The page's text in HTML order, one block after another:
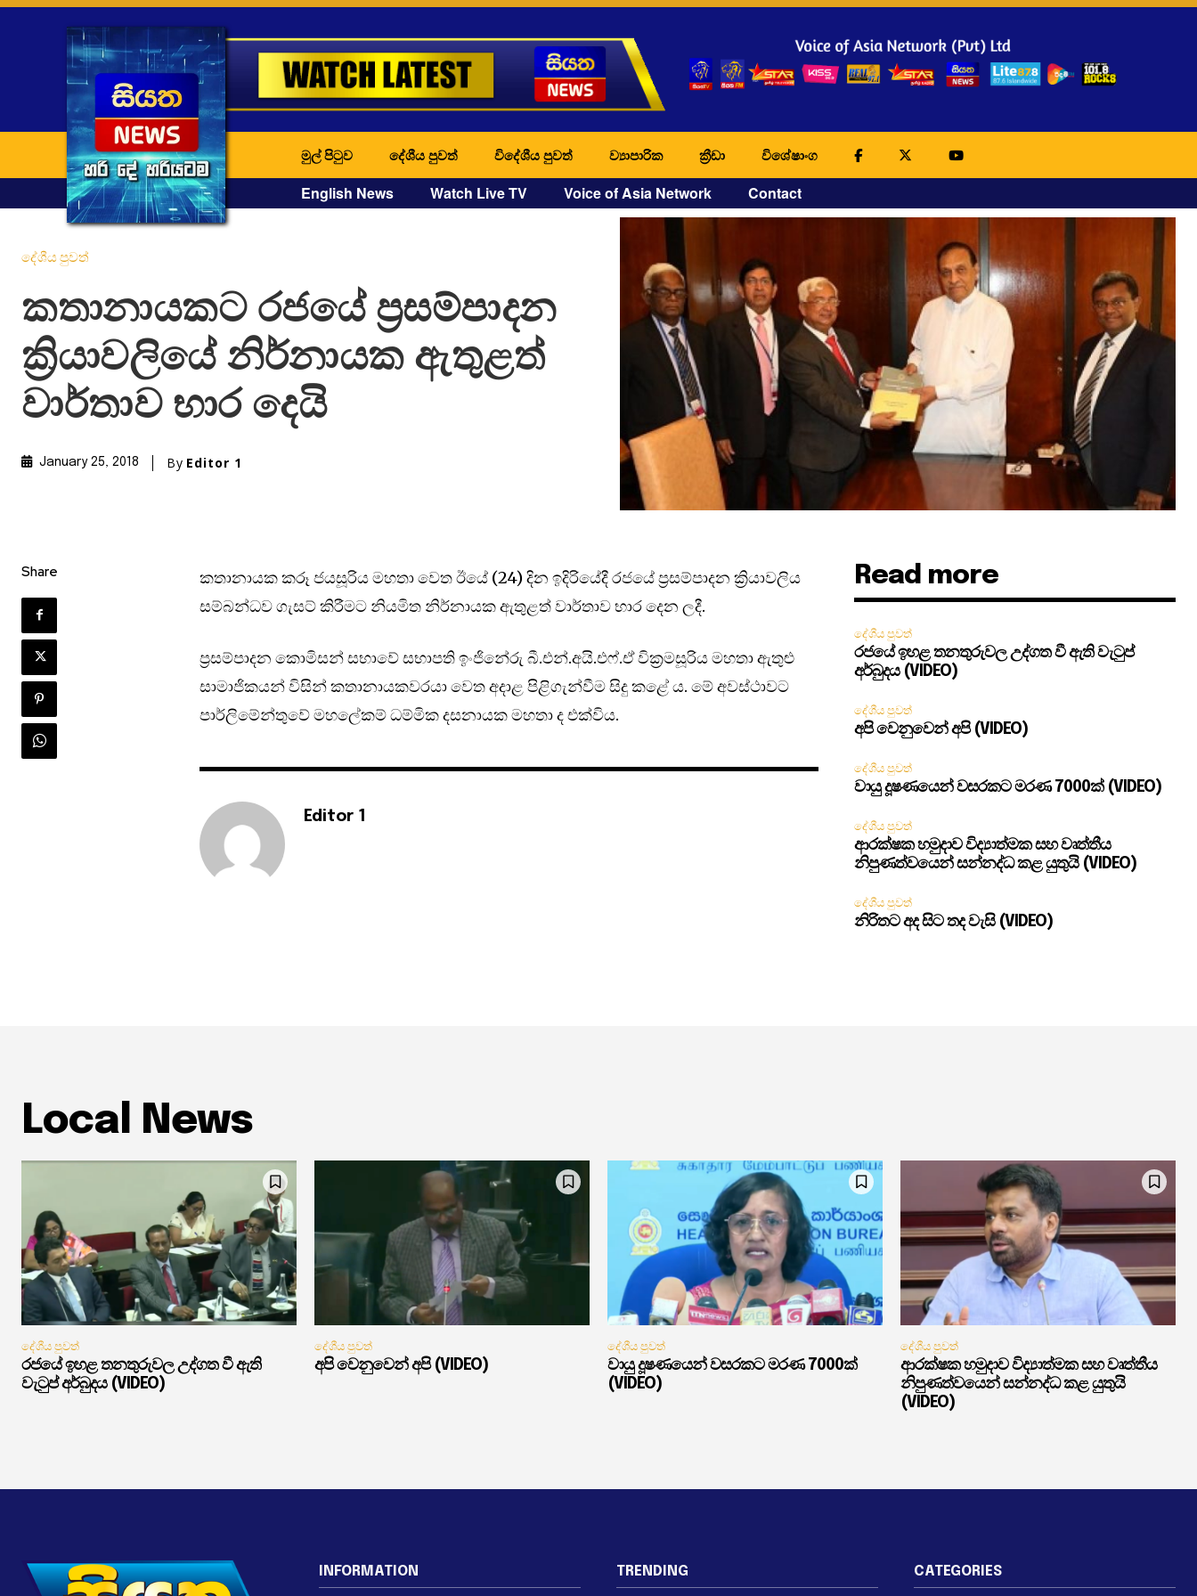
මුල් පිටුව දේශීය පුවත් විදේශීය පුවත් ව්‍යාපාරික ක්‍රීඩා විශේෂාංග
English News Watch Live TV Voice of Asia Network Contact
දේශීය පුවත්
කතානායකට රජයේ ප්‍රසම්පාදන
ක්‍රියාවලියේ නිර්නායක ඇතුළත්
වාර්තාව භාර දෙයි
January 25, 2018 By Editor 1
Share
කතානායක කරූ ජයසූරිය මහතා වෙත ඊයේ (24) දින ඉදිරියේදී රජයේ ප්‍රසම්පාදන ක්‍රියාවලිය
සම්බන්ධව ගැසට් කිරීමට නියමිත නිර්නායක ඇතුළත් වාර්තාව භාර දෙන ලදී.
ප්‍රසම්පාදන කොමිසන් සභාවේ සභාපති ඉංජිනේරු බී.එන්.අයි.එෆ්.ඒ වික්‍රමසූරිය මහතා ඇතුළු
සාමාජිකයන් විසින් කතානායකවරයා වෙත අදාළ පිළිගැන්වීම සිදු කළේ ය. මේ අවස්ථාවට
පාර්ලිමේන්තුවේ මහලේකම් ධම්මික දසනායක මහතා ද එක්විය.
Editor 1
Read more
දේශීය පුවත්
රජයේ ඉහළ තනතුරුවල උද්ගත වී ඇති වැටුප්
අර්බුදය (VIDEO)
දේශීය පුවත්
අපි වෙනුවෙන් අපි (VIDEO)
දේශීය පුවත්
වායු දූෂණයෙන් වසරකට මරණ 7000ක් (VIDEO)
දේශීය පුවත්
ආරක්ෂක හමුදාව විද්‍යාත්මක සහ වෘත්තීය
නිපුණත්වයෙන් සන්නද්ධ කළ යුතුයි (VIDEO)
දේශීය පුවත්
නිරිතට අද සිට තද වැසි (VIDEO)
Local News
දේශීය පුවත්
රජයේ ඉහළ තනතුරුවල උද්ගත වී ඇති
වැටුප් අර්බුදය (VIDEO)
දේශීය පුවත්
අපි වෙනුවෙන් අපි (VIDEO)
දේශීය පුවත්
වායු දූෂණයෙන් වසරකට මරණ 7000ක්
(VIDEO)
දේශීය පුවත්
ආරක්ෂක හමුදාව විද්‍යාත්මක සහ වෘත්තීය
නිපුණත්වයෙන් සන්නද්ධ කළ යුතුයි
(VIDEO)
INFORMATION TRENDING CATEGORIES